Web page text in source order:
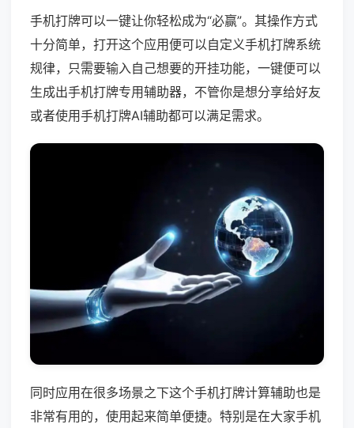
手机打牌可以一键让你轻松成为“必赢”。其操作方式
十分简单，打开这个应用便可以自定义手机打牌系统
规律，只需要输入自己想要的开挂功能，一键便可以
生成出手机打牌专用辅助器，不管你是想分享给好友
或者使用手机打牌AI辅助都可以满足需求。
同时应用在很多场景之下这个手机打牌计算辅助也是
非常有用的，使用起来简单便捷。特别是在大家手机